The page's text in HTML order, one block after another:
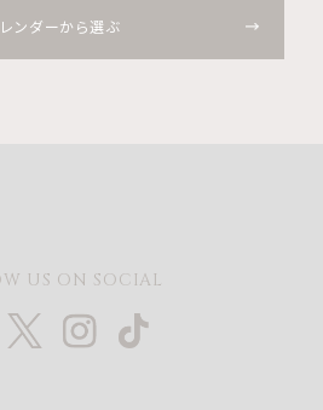
ンダーから選ぶ
US ON SOCIAL